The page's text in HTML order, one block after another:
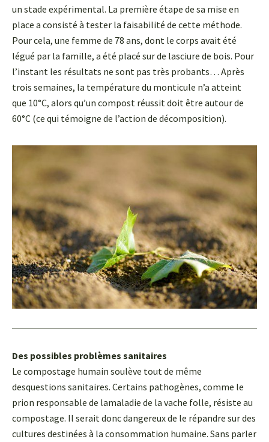
un stade expérimental. La première étape de sa mise en
place a consisté à tester la faisabilité de cette méthode.
Pour cela, une femme de 78 ans, dont le corps avait été
légué par la famille, a été placé sur de lasciure de bois. Pour
l’instant les résultats ne sont pas très probants… Après
trois semaines, la température du monticule n’a atteint
que 10°C, alors qu’un compost réussit doit être autour de
60°C (ce qui témoigne de l’action de décomposition).
Des possibles problèmes sanitaires
Le compostage humain soulève tout de même
desquestions sanitaires. Certains pathogènes, comme le
prion responsable de lamaladie de la vache folle, résiste au
compostage. Il serait donc dangereux de le répandre sur des
cultures destinées à la consommation humaine. Sans parler